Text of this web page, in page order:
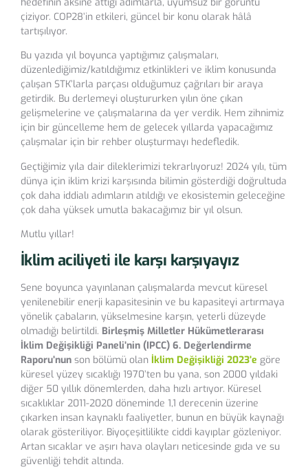
çiziyor. COP28’in etkileri, güncel bir konu olarak hâlâ
tartışılıyor.
Bu yazıda yıl boyunca yaptığımız çalışmaları,
düzenlediğimiz/katıldığımız etkinlikleri ve iklim konusunda
çalışan STK’larla parçası olduğumuz çağrıları bir araya
getirdik. Bu derlemeyi oluştururken yılın öne çıkan
gelişmelerine ve çalışmalarına da yer verdik. Hem zihnimiz
için bir güncelleme hem de gelecek yıllarda yapacağımız
çalışmalar için bir rehber oluşturmayı hedefledik.
Geçtiğimiz yıla dair dileklerimizi tekrarlıyoruz! 2024 yılı, tüm
dünya için iklim krizi karşısında bilimin gösterdiği doğrultuda
çok daha iddialı adımların atıldığı ve ekosistemin geleceğine
çok daha yüksek umutla bakacağımız bir yıl olsun.
Mutlu yıllar!
İklim aciliyeti ile karşı karşıyayız
Sene boyunca yayınlanan çalışmalarda mevcut küresel
yenilenebilir enerji kapasitesinin ve bu kapasiteyi artırmaya
yönelik çabaların, yükselmesine karşın, yeterli düzeyde
olmadığı belirtildi. Birleşmiş Milletler Hükümetlerarası
İklim Değişikliği Paneli’nin (IPCC) 6. Değerlendirme
Raporu’nun son bölümü olan İklim Değişikliği 2023’e göre
küresel yüzey sıcaklığı 1970’ten bu yana, son 2000 yıldaki
diğer 50 yıllık dönemlerden, daha hızlı artıyor. Küresel
sıcaklıklar 2011-2020 döneminde 1,1 derecenin üzerine
çıkarken insan kaynaklı faaliyetler, bunun en büyük kaynağı
olarak gösteriliyor. Biyoçeşitlilikte ciddi kayıplar gözleniyor.
Artan sıcaklar ve aşırı hava olayları neticesinde gıda ve su
güvenliği tehdit altında.